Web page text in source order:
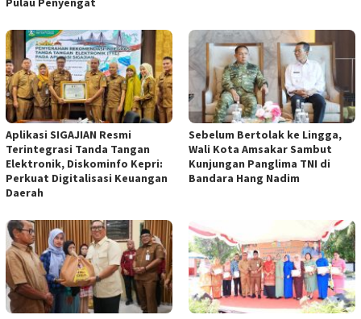
Aplikasi SIGAJIAN Resmi
Terintegrasi Tanda Tangan
Elektronik, Diskominfo Kepri:
Perkuat Digitalisasi Keuangan
Daerah
Sebelum Bertolak ke Lingga,
Wali Kota Amsakar Sambut
Kunjungan Panglima TNI di
Bandara Hang Nadim